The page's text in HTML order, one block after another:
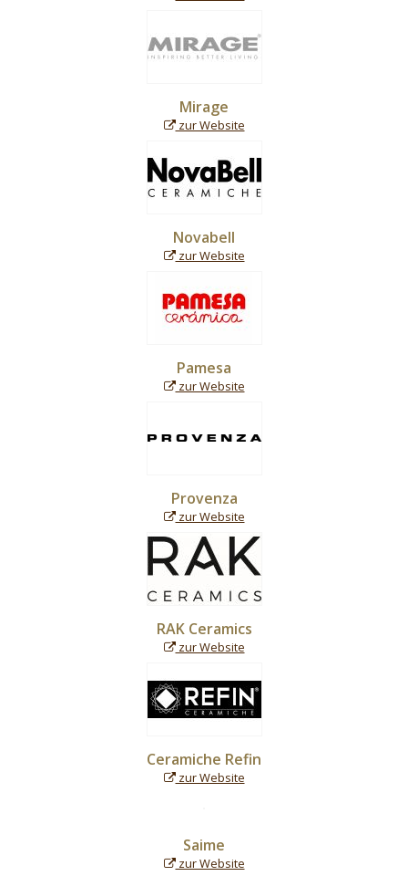
Mirage
zur Website
Novabell
zur Website
Pamesa
zur Website
Provenza
zur Website
RAK Ceramics
zur Website
Ceramiche Refin
zur Website
Saime
zur Website